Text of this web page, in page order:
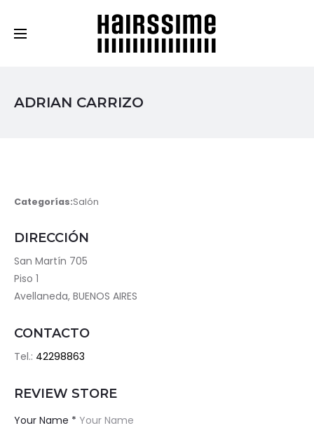
ADRIAN CARRIZO
Categorías:Salón
DIRECCIÓN
San Martín 705
Piso 1
Avellaneda, BUENOS AIRES
CONTACTO
Tel.: 42298863
REVIEW STORE
Your Name *